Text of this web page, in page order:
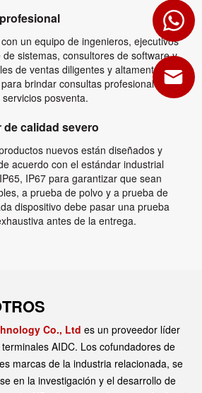
un equipo de ingenieros, ejecutivos
sistemas, consultores de software y
de ventas diligentes y altamente
brindar consultas profesionales de
posventa.
de calidad severo
nuevos están diseñados y
acuerdo con el estándar industrial
IP67 para garantizar que sean
a prueba de polvo y a prueba de
dispositivo debe pasar una prueba
antes de la entrega.
Co., Ltd es un proveedor líder
AIDC. Los cofundadores de
marcas de la industria relacionada, se
en la investigación y el desarrollo de